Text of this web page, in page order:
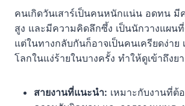
คนเกิดวันเสาร์เป็นคนหนักแน่น อดทน มี
สูง และมีความคิดลึกซึ้ง เป็นนักวางแผนที่
แต่ในทางกลับกันก็อาจเป็นคนเครียดง่าย
โลกในแง่ร้ายในบางครั้ง ทำให้ดูเข้าถึงย
สายงานที่แนะนำ: เหมาะกับงานที่ต้